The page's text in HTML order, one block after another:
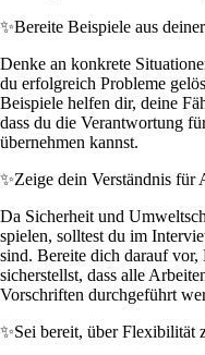
✨Bereite Beispiele aus
Denke an konkrete
du erfolgreich Probleme
Beispiele helfen dir, deine
dass du die Verantwortung
übernehmen kannst.
✨Zeige dein Verständnis für
Da Sicherheit und
spielen, solltest du im
sind. Bereite dich darauf
sicherstellst, dass alle
Vorschriften durchgeführt
✨Sei bereit, über Flexibilität